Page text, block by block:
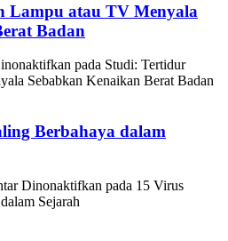
Lampu atau TV Menyala
Badan
pada Studi: Tertidur
Sebabkan Kenaikan Berat Badan
Berbahaya dalam
Dinonaktifkan pada 15 Virus
Sejarah